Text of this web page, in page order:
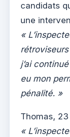
candidats
une
«
j’ai
eu mon
pénalité. »
Thomas,
«